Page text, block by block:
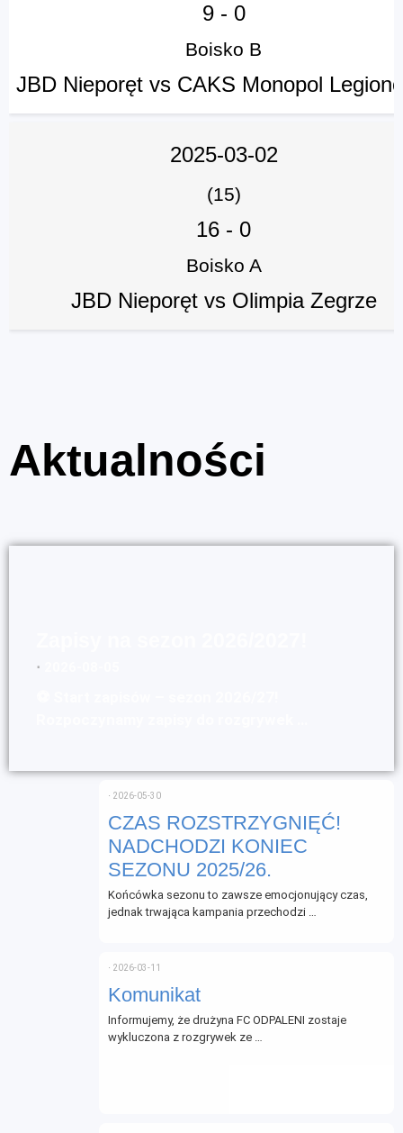
9- 0
Boisko B
JBD Nieporęt vs CAKS Monopol
2025-03-02
(15)
16 - 0
Boisko A
JBD Nieporęt vs Olimpia Zegrze
Aktualności
⋅
CZAS ROZSTRZYGNIĘĆ!
NADCHODZI KONIEC
SEZONU 2025/26.
⋅ 2026-05-30
Końcówka sezonu to zawsze emocjonujący czas,
jednak trwająca kampania przechodzi …
Komunikat
⋅ 2026-03-11
Informujemy, że drużyna FC ODPALENI zostaje
wykluczona z rozgrywek ze …